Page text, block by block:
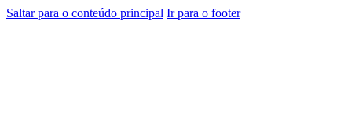
Saltar para o conteúdo principal Ir para o footer